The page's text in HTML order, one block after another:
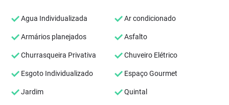
Agua Individualizada Ar condicionado
Armários planejados Asfalto
Churrasqueira Privativa Chuveiro Elétrico
Esgoto Individualizado Espaço Gourmet
Jardim Quintal